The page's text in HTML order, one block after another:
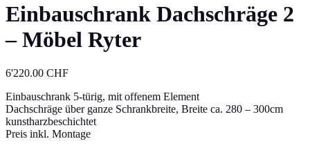
Einbauschrank Dachschräge 2
– Möbel Ryter
6'220.00 CHF
Einbauschrank 5-türig, mit offenem Element
Dachschräge über ganze Schrankbreite, Breite ca. 280 – 300cm
kunstharzbeschichtet
Preis inkl. Montage